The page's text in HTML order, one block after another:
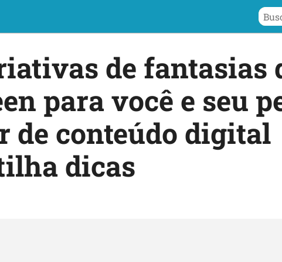
de fantasias
para você e seu
de conteúdo digital
dicas